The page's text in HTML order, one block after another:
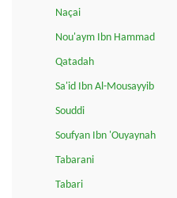
Naçai
Nou'aym Ibn Hammad
Qatadah
Sa'id Ibn Al-Mousayyib
Souddi
Soufyan Ibn 'Ouyaynah
Tabarani
Tabari